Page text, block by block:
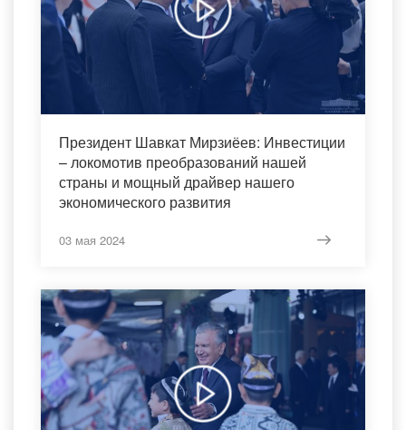
Президент Шавкат Мирзиёев: Инвестиции
– локомотив преобразований нашей
страны и мощный драйвер нашего
экономического развития
03 мая 2024